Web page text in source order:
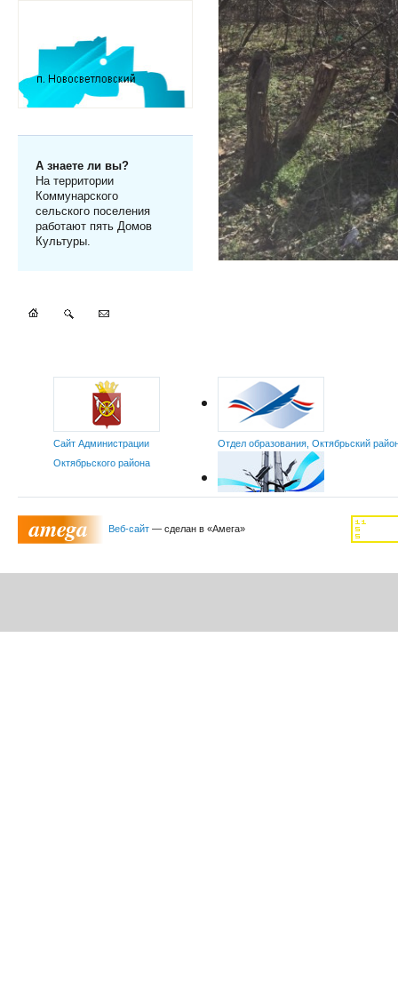
А знаете ли вы?
На территории
Коммунарского
сельского поселения
работают пять Домов
Культуры.
Сайт Администрации
Октябрьского района
Отдел образования, Октябрьский
Отдел культуры Октябрьского района
Веб-сайт— сделан в «Амега»